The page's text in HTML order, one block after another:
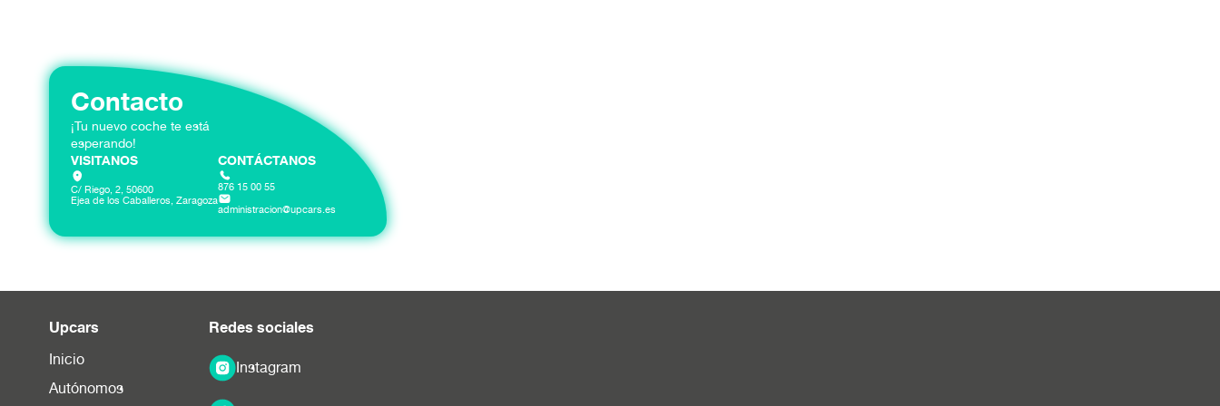
Contacto
¡Tu nuevo coche te está
esperando!
VISITANOS
C/ Riego, 2, 50600
Ejea de los Caballeros, Zaragoza
CONTÁCTANOS
876 15 00 55
administracion@upcars.es
Upcars
Inicio
Autónomos
Redes sociales
Instagram